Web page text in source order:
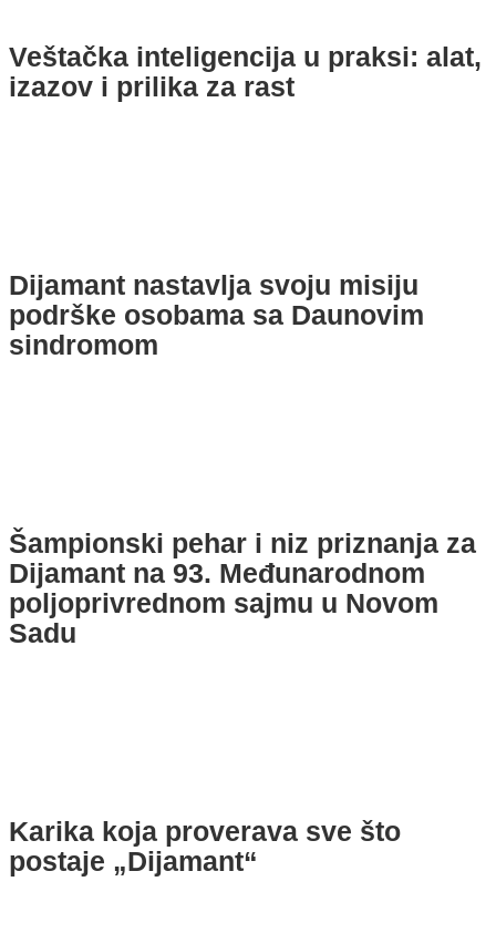
Veštačka inteligencija u praksi: alat,
izazov i prilika za rast
Dijamant nastavlja svoju misiju
podrške osobama sa Daunovim
sindromom
Šampionski pehar i niz priznanja za
Dijamant na 93. Međunarodnom
poljoprivrednom sajmu u Novom
Sadu
Karika koja proverava sve što
postaje „Dijamant“